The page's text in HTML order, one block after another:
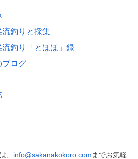
釣りと採集
流釣り「とほほ」録
ブログ
、 info@sakanakokoro.com までお気軽